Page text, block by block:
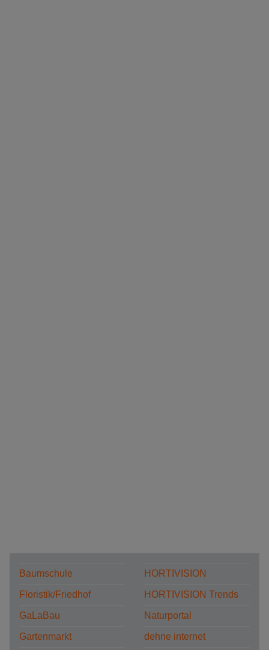
Baumschule
Floristik/Friedhof
GaLaBau
Gartenmarkt
HORTIVISION
HORTIVISION Trends
Naturportal
dehne internet